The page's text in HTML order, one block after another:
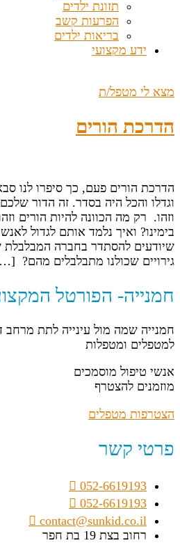
תזונת ילדים
הפרעות קשב
בריאות ילדים
ידע מקצועי
מצא לי מטפל/ת
הדרכת הורים
הדרכת הורים פעם, כך סיפרו לנו
וגדלו והכל היה בסדר. זה הדור
וזהו. רק מה הכוונה להיות הורים
בימינו? ואיך נלמד אותם לגדול
שיודעים להסתדר בחברה המבלבלת
גירויים שכולנו מתבלבלים מהם?
חמנייה- הפורטל
חמנייה שמה מול עינייה לתת מרחב
למטפלים ומטפלות
אנשי טיפול מוסמכים
מוזמנים להצטרף
הצטרפות מטפלים
פרטי קשר
052-6619193
052-6619193
contact@sunkid.co.il
רחוב בצת 19 בת חפר